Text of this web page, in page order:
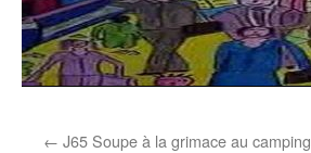
← J65 Soupe à la grimace au camping